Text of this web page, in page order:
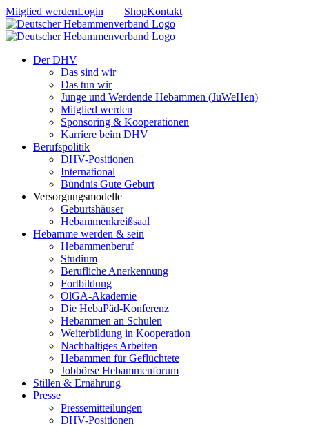
Zum
Inhalt
springen
Mitglied werdenLogin ShopKontakt
Der DHV
Das sind wir
Das tun wir
Junge und Werdende Hebammen (JuWeHen)
Mitglied werden
Sponsoring & Kooperationen
Karriere beim DHV
Berufspolitik
DHV-Positionen
International
Bündnis Gute Geburt
Versorgungsmodelle
Geburtshäuser
Hebammenkreißsaal
Hebamme werden & sein
Hebammenberuf
Studium
Berufliche Anerkennung
Fortbildung
OlGA-Akademie
Die HebaPäd-Konferenz
Hebammen an Schulen
Weiterbildung in Kooperation
Nachhaltiges Arbeiten
Hebammen für Geflüchtete
Jobbörse Hebammenforum
Stillen & Ernährung
Presse
Pressemitteilungen
DHV-Positionen